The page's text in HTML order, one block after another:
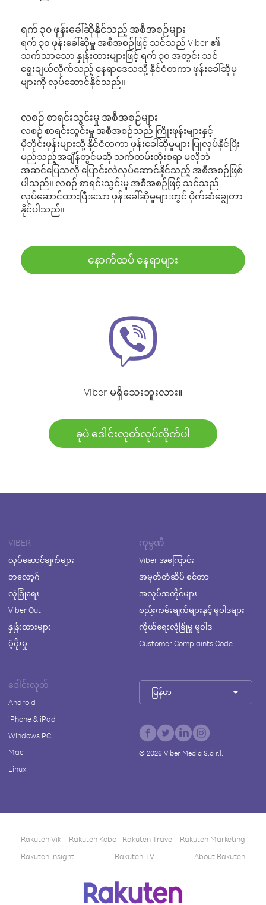
ရက် ၃၀ ဖုန်းခေါ်ဆိုနိုင်သည့် အစီအစဉ်များ
ရက် ၃၀ ဖုန်းခေါ်ဆိုမှု အစီအစဉ်ဖြင့် သင်သည် Viber ၏
သက်သာသော နှုန်းထားများဖြင့် ရက် ၃၀ အတွင်း သင်
ရွေးချယ်လိုက်သည့် နေရာဒေသသို့ နိုင်ငံတကာ ဖုန်းခေါ်ဆိုမှု
များကို လုပ်ဆောင်နိုင်သည်။
လစဉ် စာရင်းသွင်းမှု အစီအစဉ်များ
လစဉ် စာရင်းသွင်းမှု အစီအစဉ်သည် ကြိုးဖုန်းများနှင့်
မိုဘိုင်းဖုန်းများသို့ နိုင်ငံတကာ ဖုန်းခေါ်ဆိုမှုများ ပြုလုပ်နိုင်ပြီး
မည်သည့်အချိန်တွင်မဆို သက်တမ်းတိုးစရာ မလိုဘဲ
အဆင်ပြေသလို ပြောင်းလဲလုပ်ဆောင်နိုင်သည့် အစီအစဉ်ဖြစ်
ပါသည်။ လစဉ် စာရင်းသွင်းမှု အစီအစဉ်ဖြင့် သင်သည်
လုပ်ဆောင်ထားပြီးသော ဖုန်းခေါ်ဆိုမှုများတွင် ပိုက်ဆံချွေတာ
နိုင်ပါသည်။
နောက်ထပ် နေရာများ
Viber မရှိသေးဘူးလား။
ခုပဲ ဒေါင်းလုတ်လုပ်လိုက်ပါ
VIBER
လုပ်ဆောင်ချက်များ
ဘလော့ဂ်
လုံခြုံရေး
Viber Out
နှုန်းထားများ
ပံ့ပိုးမှု
ကုမ္ပဏီ
Viber အကြောင်း
အမှတ်တံဆိပ် စင်တာ
အလုပ်အကိုင်များ
စည်းကမ်းချက်များနှင့် မူဝါဒများ
ကိုယ်ရေးလုံခြုံမှု မူဝါဒ
Customer Complaints Code
ဒေါင်းလုတ်
Android
iPhone & iPad
Windows PC
Mac
Linux
မြန်မာ
© 2026Viber Media S.à r.l.
Rakuten Viki Rakuten Kobo Rakuten Travel
Rakuten Marketing
Rakuten Insight
Rakuten TV About Rakuten